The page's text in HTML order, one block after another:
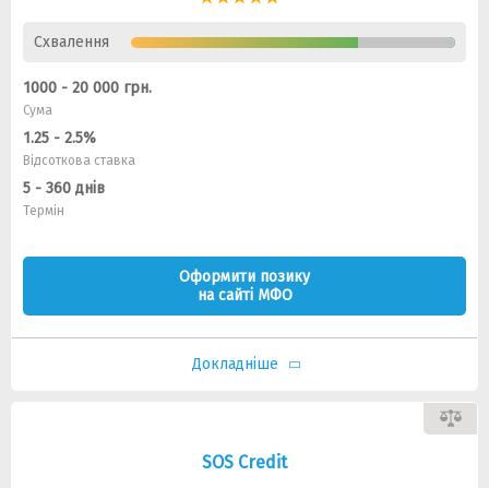
Схвалення
1000 - 20 000 грн.
Сума
1.25 - 2.5%
Відсоткова ставка
5 - 360 днів
Термін
Оформити позику
на сайті МФО
Докладніше
SOS Credit